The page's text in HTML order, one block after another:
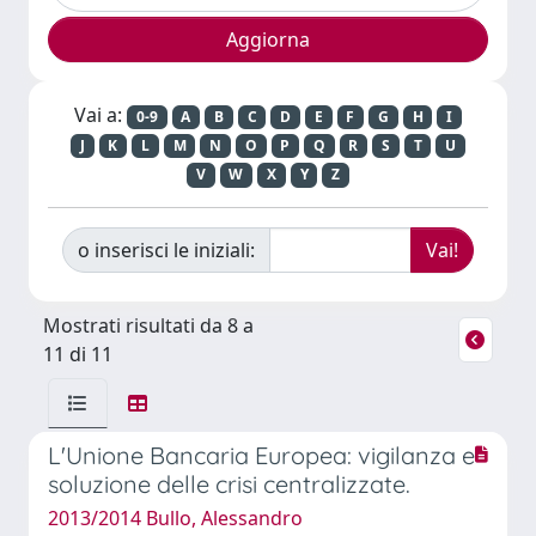
Vai a: 0-9 A B C D E F G H
I
J
K L M N O P Q R S T
U
V
W X Y Z
o inserisci le iniziali:
Mostrati risultati da 8 a
11 di 11
L'Unione Bancaria Europea: vigilanza e
soluzione delle crisi centralizzate.
2013/2014 Bullo, Alessandro